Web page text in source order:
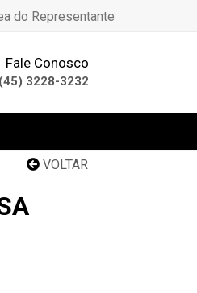
do Representante
Fale Conosco
(45) 3228-3232
VOLTAR